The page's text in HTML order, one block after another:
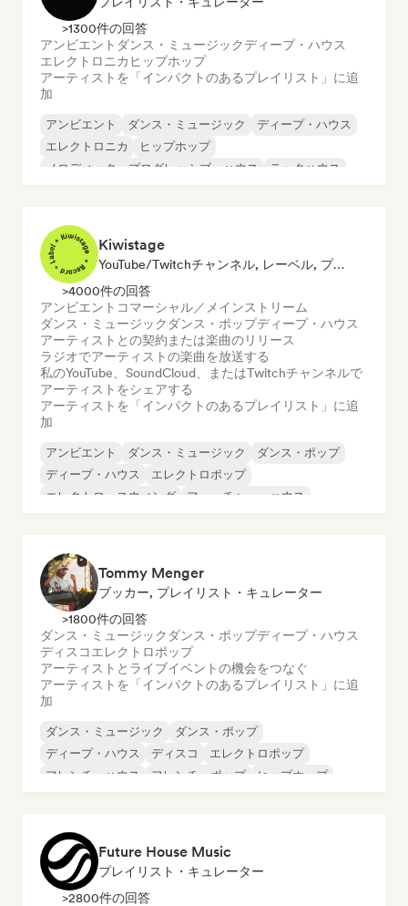
>1300件の回答
アンビエント ダンス・ミュージックディープ・ハウス
エレクトロニカ ヒップホップ
アーティストを「インパクトのあるプレイリスト」に追
加
アンビエント ダンス・ミュージック
ディープ・ハウス
エレクトロニカ
ヒップホップ
メロディック・プログレッシブ・ハウス
テックハウス
Kiwistage
YouTube/Twitchチャンネル, レーベル, プレイリスト・キュレーター, ラジオ局
>4000件の回答
アンビエント コマーシャル／メインストリーム
ダンス・ミュージック ダンス・ポップディープ・ハウス
アーティストとの契約または楽曲のリリース
ラジオでアーティストの楽曲を放送する
私のYouTube、SoundCloud、またはTwitchチャンネルで
アーティストをシェアする
アーティストを「インパクトのあるプレイリスト」に追
加
アンビエント ダンス・ミュージック
ダンス・ポップ
ディープ・ハウス
エレクトロポップ
エレクトロ・スウィング
フューチャー・ハウス
Tommy Menger
ブッカー, プレイリスト・キュレーター
>1800件の回答
ダンス・ミュージック ダンス・ポップディープ・ハウス
ディスコエレクトロポップ
アーティストとライブイベントの機会をつなぐ
アーティストを「インパクトのあるプレイリスト」に追
加
ダンス・ミュージック
ダンス・ポップ
ディープ・ハウス
ディスコ
エレクトロポップ
フレンチ・ハウス
フレンチ・ポップ ヒップホップ
Future House Music
プレイリスト・キュレーター
>2800件の回答